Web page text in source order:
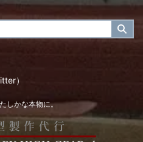
）
しかな本物に。